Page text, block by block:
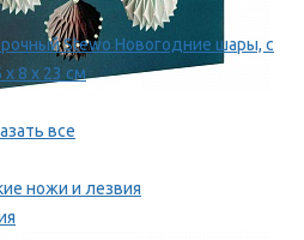
Stewo Новогодние шары, с
х 8 х 23 см
все
ножи и лезвия